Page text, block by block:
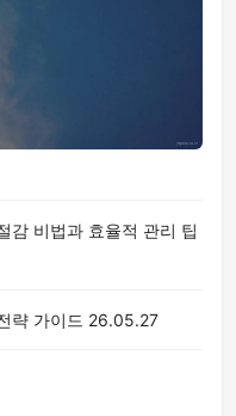
감 비법과 효율적 관리 팁
략 가이드 26.05.27